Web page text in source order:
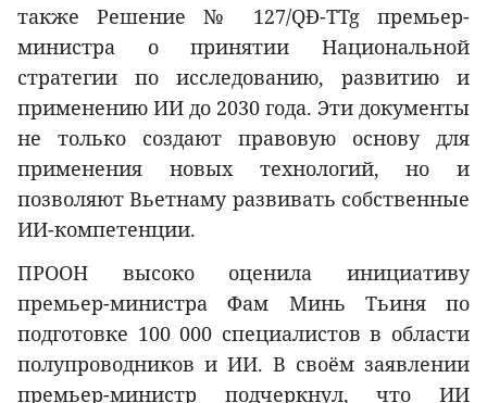
также Решение № 127/QĐ-TTg премьер-
министра о принятии Национальной
стратегии по исследованию, развитию и
применению ИИ до 2030 года. Эти документы
не только создают правовую основу для
применения новых технологий, но и
позволяют Вьетнаму развивать собственные
ИИ-компетенции.
ПРООН высоко оценила инициативу
премьер-министра Фам Минь Тьиня по
подготовке 100 000 специалистов в области
полупроводников и ИИ. В своём заявлении
премьер-министр подчеркнул, что ИИ